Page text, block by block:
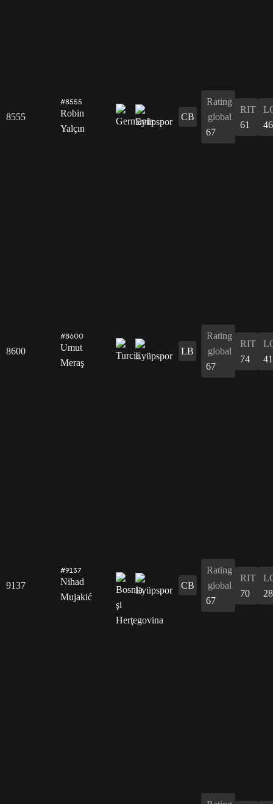
8555
#8555
Robin
Yalçın
CB
Rating
global
67
RIT
61
46
8600
#8600
Umut
Meraş
LB
Rating
global
67
RIT
74
41
9137
#9137
Nihad
Mujakić
CB
Rating
global
67
RIT
70
28